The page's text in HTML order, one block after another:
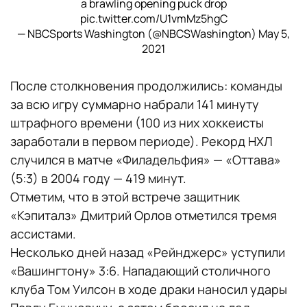
a brawling opening puck drop
pic.twitter.com/U1vmMz5hgC
— NBCSports Washington (@NBCSWashington) May 5,
2021
После столкновения продолжились: команды
за всю игру суммарно набрали 141 минуту
штрафного времени (100 из них хоккеисты
заработали в первом периоде). Рекорд НХЛ
случился в матче «Филадельфия» — «Оттава»
(5:3) в 2004 году — 419 минут.
Отметим, что в этой встрече защитник
«Кэпиталз» Дмитрий Орлов отметился тремя
ассистами.
Несколько дней назад «Рейнджерс» уступили
«Вашингтону» 3:6. Нападающий столичного
клуба Том Уилсон в ходе драки наносил удары